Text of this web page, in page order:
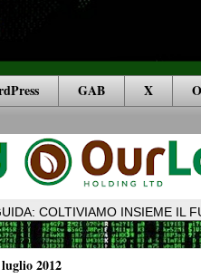
GAB X
COLTIVIAMO INSIEME IL
2012